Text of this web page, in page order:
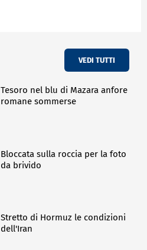
VEDI TUTTI
Tesoro nel blu di Mazara anfore
romane sommerse
Bloccata sulla roccia per la foto
da brivido
Stretto di Hormuz le condizioni
dell'Iran